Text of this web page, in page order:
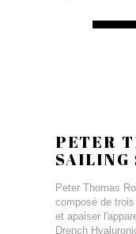
PETER
SAILING
Peter Thomas
composé de
et apaiser
Drench